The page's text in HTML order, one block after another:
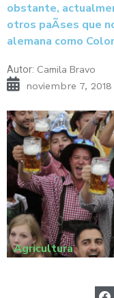
obstante,
otros paÃ­ses que
alemana como
Autor: Camila Bravo
noviembre 7, 2018
Agricultura